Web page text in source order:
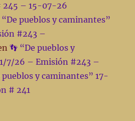
245 – 15-07-26
“De pueblos y caminantes”
#243 –
👣 “De pueblos y
7/26 – Emisión #243 –
pueblos y caminantes” 17-
# 241